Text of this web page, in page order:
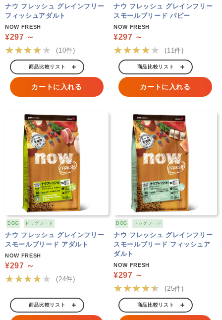
ナウ フレッシュ グレインフリー
フィッシュアダルト
NOW FRESH
¥297 ～
★★★★★ (10件)
商品比較リスト
カートに入れる
ナウ フレッシュ グレインフリー
スモールブリード パピー
NOW FRESH
¥297 ～
★★★★★ (11件)
商品比較リスト
カートに入れる
DOG ドッグフード
ナウ フレッシュ グレインフリー
スモールブリード アダルト
NOW FRESH
¥297 ～
★★★★★ (24件)
商品比較リスト
DOG ドッグフード
ナウ フレッシュ グレインフリー
スモールブリード フィッシュア
ダルト
NOW FRESH
¥297 ～
★★★★★ (25件)
商品比較リスト